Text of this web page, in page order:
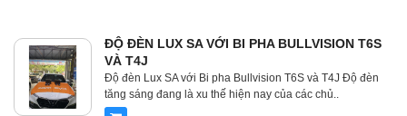
ĐỘ ĐÈN LUX SA VỚI BI PHA BULLVISION T6S
VÀ T4J
Độ đèn Lux SA với Bi pha Bullvision T6S và T4J Độ đèn
tăng sáng đang là xu thế hiện nay của các chủ..